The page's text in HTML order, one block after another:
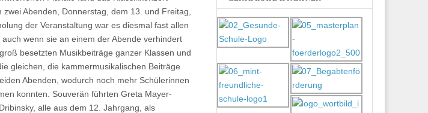
zwei Abenden, Donnerstag, dem 13. und Freitag,
der Veranstaltung war es diesmal fast allen
wenn sie an einem der Abende verhindert
besetzten Musikbeiträge ganzer Klassen und
gleichen, die kammermusikalischen Beiträge
Abenden, wodurch noch mehr Schülerinnen
konnten. Souverän führten Greta Mayer-
alle aus dem 12. Jahrgang, als